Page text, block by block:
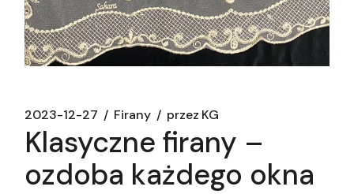
2023-12-27 Firany przez KG
Klasyczne firany –
ozdoba każdego okna